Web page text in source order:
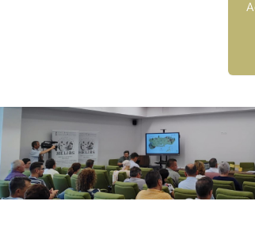
Hero
Image